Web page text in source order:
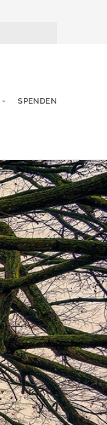
SPENDEN